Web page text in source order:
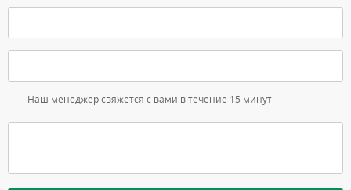
Наш менеджер свяжется с вами в течение 15 минут